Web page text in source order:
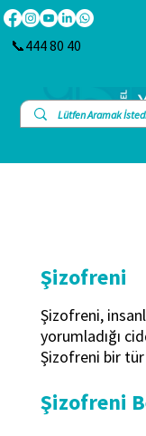
📞444 80 40
Şizofreni
Şizofreni,
yorumladığı
Şizofreni bir tür
Şizofreni